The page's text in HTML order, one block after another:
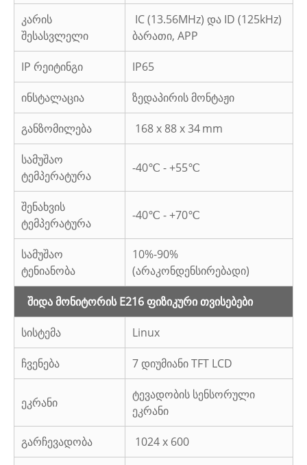
კარის
შესასვლელი
IC (13.56MHz) და ID (125kHz)
ბარათი, APP
IP რეიტინგი IP65
ინსტალაცია ზედაპირის მონტაჟი
განზომილება 168 x 88 x 34mm
სამუშაო
ტემპერატურა
-40℃ - +55℃
შენახვის
ტემპერატურა
-40℃ - +70℃
სამუშაო
ტენიანობა
10%-90%
(არაკონდენსირებადი)
შიდა მონიტორის E216 ფიზიკური თვისებები
სისტემა Linux
ჩვენება 7 დიუმიანი TFT LCD
ეკრანი
ტევადობის სენსორული
ეკრანი
გარჩევადობა 1024 x 600